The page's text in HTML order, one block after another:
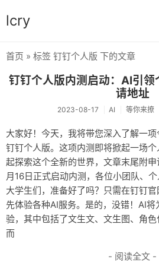
lcry
分类
分享
技术
教程
生活
AI
留言
首页 » 标签 钉钉个人版 下的文章
钉钉个人版内测启动：AI引领
请地址
2023-08-17 AI 等你来撩
大家好！今天，我将带您深入了解一
钉钉个人版。这项内测即将掀起一场
起探索这个全新的世界，文章末尾附
月16日正式启动内测，各位小团队、
大学生们，准备好了吗？只需在钉钉
先体验各种AI服务。是的，没错！AI
验，其中包括了文生文、文生图、角色
而
- 阅读全文 -